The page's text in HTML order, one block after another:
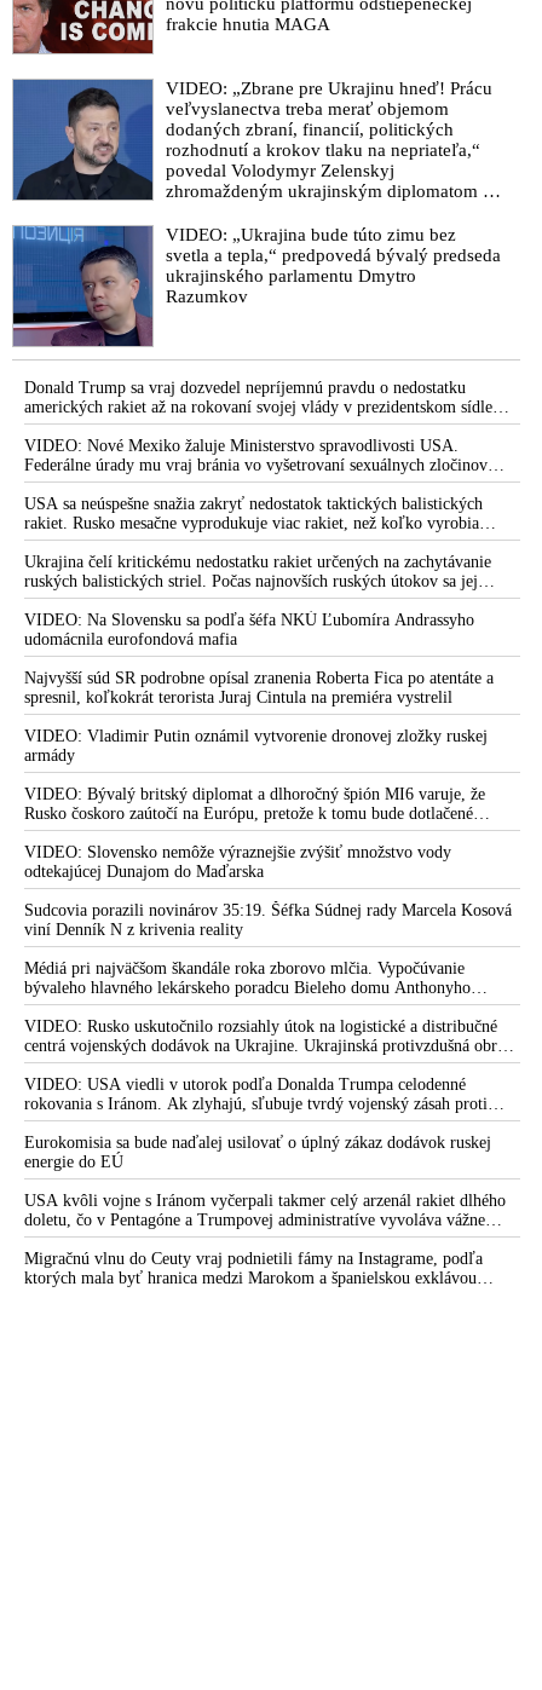
frakcie hnutia MAGA
VIDEO: „Zbrane pre Ukrajinu hneď! Prácu
veľvyslanectva treba merať objemom
dodaných zbraní, financií, politických
rozhodnutí a krokov tlaku na nepriateľa,“
povedal Volodymyr Zelenskyj
zhromaždeným ukrajinským diplomatom v
že USA Ukrajine nedodajú protiraketové
systémy Patriot
VIDEO: „Ukrajina bude túto zimu bez
svetla a tepla,“ predpovedá bývalý predseda
ukrajinského parlamentu Dmytro
Razumkov
Donald Trump sa vraj dozvedel nepríjemnú pravdu o nedostatku
amerických rakiet až na rokovaní svojej vlády v prezidentskom sídle
Camp David v Marylande, a preto musel odložiť plánované útoky na
Irán. Prezident USA sa pre to údajne pohádal so šéfom Pentagónu, lebo
bol presvedčený o opaku
VIDEO: Nové Mexiko žaluje Ministerstvo spravodlivosti USA.
Federálne úrady mu vraj bránia vo vyšetrovaní sexuálnych zločinov
organizátora pedofilnej siete Jeffreyho Epsteina. Ten mal nariadiť, aby
dve dievčatá zo zahraničia, ktoré boli uškrtené počas drsného
fetišistického sexu, pochovali v blízkosti jeho ranča v tomto americkom
štáte
USA sa neúspešne snažia zakryť nedostatok taktických balistických
rakiet. Rusko mesačne vyprodukuje viac rakiet, než koľko vyrobia
všetci producenti systémov Patriot dohromady
Ukrajina čelí kritickému nedostatku rakiet určených na zachytávanie
ruských balistických striel. Počas najnovších ruských útokov sa jej
nepodarilo zostreliť ani jednu. Volodymyr Zelenskyj sa v zúfalstve snaží
prostredníctvom NATO zabezpečiť ich dodávky
VIDEO: Na Slovensku sa podľa šéfa NKÚ Ľubomíra Andrassyho
udomácnila eurofondová mafia
Najvyšší súd SR podrobne opísal zranenia Roberta Fica po atentáte a
spresnil, koľkokrát terorista Juraj Cintula na premiéra vystrelil
VIDEO: Vladimir Putin oznámil vytvorenie dronovej zložky ruskej
armády
VIDEO: Bývalý britský diplomat a dlhoročný špión MI6 varuje, že
Rusko čoskoro zaútočí na Európu, pretože k tomu bude dotlačené
rovnako, ako bolo dotlačené k invázii na Ukrajinu v roku 2022.
Zelenskyj medzitým v Kyjeve naliehal na zhromaždených diplomatov,
aby vo svete zháňali energie pre Ukrajinu na zimu. Putin vraj bude
mobilizovať a vojna sa do zimy pravdepodobne neskončí
VIDEO: Slovensko nemôže výraznejšie zvýšiť množstvo vody
odtekajúcej Dunajom do Maďarska
Sudcovia porazili novinárov 35:19. Šéfka Súdnej rady Marcela Kosová
viní Denník N z krivenia reality
Médiá pri najväčšom škandále roka zborovo mlčia. Vypočúvanie
bývaleho hlavného lekárskeho poradcu Bieleho domu Anthonyho
Fauciho pred výborom amerického Senátu väčšina médií ignorovala
VIDEO: Rusko uskutočnilo rozsiahly útok na logistické a distribučné
centrá vojenských dodávok na Ukrajine. Ukrajinská protivzdušná obrana
nedokázala počas ničivého nočného útoku na Kyjev a jeho okolie
zachytiť ani jednu ruskú raketu
VIDEO: USA viedli v utorok podľa Donalda Trumpa celodenné
rokovania s Iránom. Ak zlyhajú, sľubuje tvrdý vojenský zásah proti
Teheránu
Eurokomisia sa bude naďalej usilovať o úplný zákaz dodávok ruskej
energie do EÚ
USA kvôli vojne s Iránom vyčerpali takmer celý arzenál rakiet dlhého
doletu, čo v Pentagóne a Trumpovej administratíve vyvoláva vážne
obavy o bojaschopnosť americkej armády v prípade vypuknutia
konfliktu s Čínou alebo Ruskom
Migračnú vlnu do Ceuty vraj podnietili fámy na Instagrame, podľa
ktorých mala byť hranica medzi Marokom a španielskou exklávou